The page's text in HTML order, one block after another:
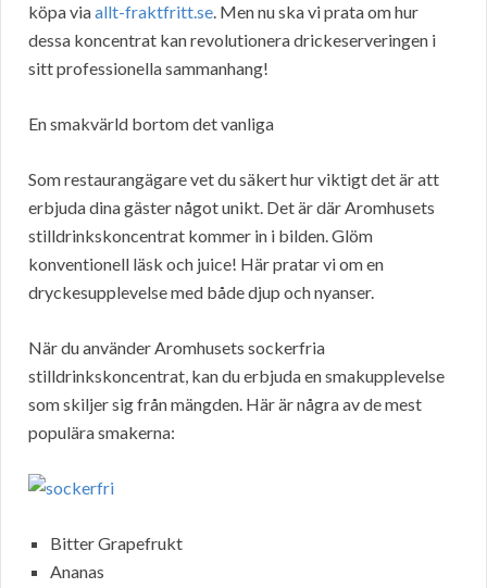
köpa viaallt-fraktfritt.se. Men nu ska vi prata om hur
dessa koncentrat kan revolutionera drickeserveringen i
sitt professionella sammanhang!
En smakvärld bortom det vanliga
Som restaurangägare vet du säkert hur viktigt det är att
erbjuda dina gäster något unikt. Det är där Aromhusets
stilldrinkskoncentrat kommer in i bilden. Glöm
konventionell läsk och juice! Här pratar vi om en
dryckesupplevelse med både djup och nyanser.
När du använder Aromhusets sockerfria
stilldrinkskoncentrat, kan du erbjuda en smakupplevelse
som skiljer sig från mängden. Här är några av de mest
populära smakerna:
Bitter Grapefrukt
Ananas